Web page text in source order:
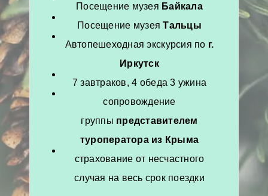
Посещение музея Байкала
Посещение музеяТальцы
Автопешеходная экскурсия по г.
Иркутск
7 завтраков, 4 обеда 3 ужина
сопровождение
группы представителем
туроператора из Крыма
страхование от несчастного
случая на весь срок поездки